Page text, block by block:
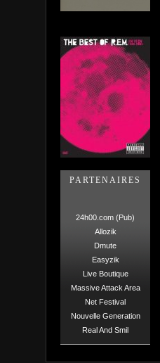
PARTENAIRES
24h00.com (Pub)
Allozik
Dmute
Easyzik
Live Boutique
Massive Attack Area
Net Festival
Nouvelle Generation
Real And Smil